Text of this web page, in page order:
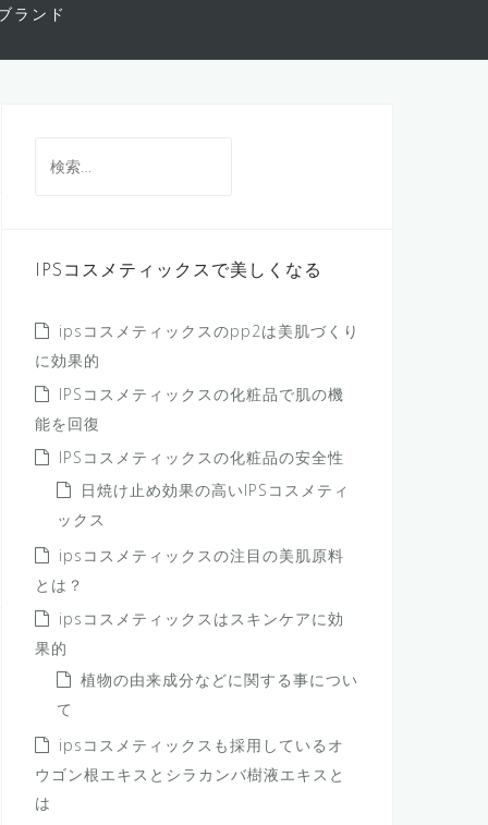
ランド
索:
IPSコスメティックスで美しくなる
ipsコスメティックスのpp2は美肌づくり
に効果的
IPSコスメティックスの化粧品で肌の機
能を回復
IPSコスメティックスの化粧品の安全性
日焼け止め効果の高いIPSコスメティ
ックス
ipsコスメティックスの注目の美肌原料
とは？
ipsコスメティックスはスキンケアに効
果的
植物の由来成分などに関する事につい
て
ipsコスメティックスも採用しているオ
ウゴン根エキスとシラカンバ樹液エキスと
は